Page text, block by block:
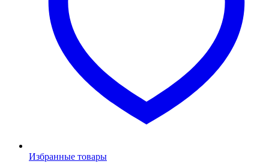
Избранные товары